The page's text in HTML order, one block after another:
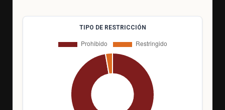
TIPO DE RESTRICCIÓN